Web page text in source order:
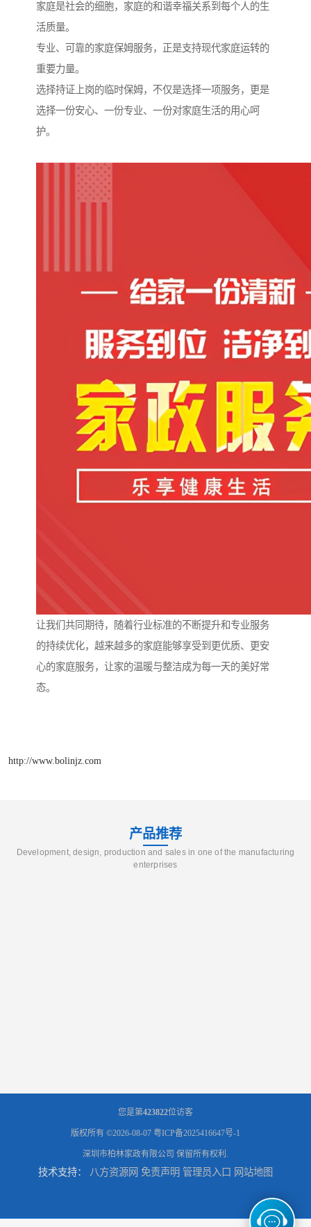
家庭是社会的细胞，家庭的和谐幸福关系到每个人的生
活质量。
专业、可靠的家庭保姆服务，正是支持现代家庭运转的
重要力量。
选择持证上岗的临时保姆，不仅是选择一项服务，更是
选择一份安心、一份专业、一份对家庭生活的用心呵
护。
让我们共同期待，随着行业标准的不断提升和专业服务
的持续优化，越来越多的家庭能够享受到更优质、更安
心的家庭服务，让家的温暖与整洁成为每一天的美好常
态。
http://www.bolinjz.com
产品推荐
Development, design, production and sales in one of the manufacturing
enterprises
您是第423822位访客
版权所有 ©2026-08-07 粤ICP备2025416647号-1
深圳市柏林家政有限公司 保留所有权利.
技术支持： 八方资源网 免责声明 管理员入口 网站地图